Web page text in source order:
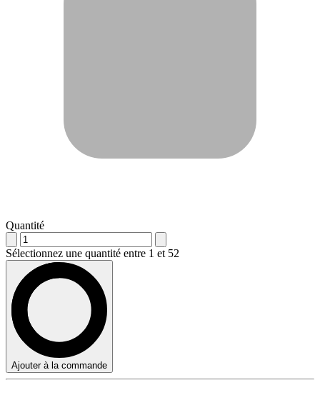
Quantité
Sélectionnez une quantité entre 1 et 52
Ajouter à la commande